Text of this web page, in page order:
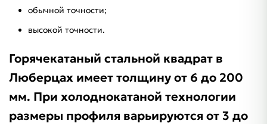
обычной точности;
высокой точности.
Горячекатаный стальной квадрат в
Люберцах имеет толщину от 6 до 200
мм. При холоднокатаной технологии
размеры профиля варьируются от 3 до